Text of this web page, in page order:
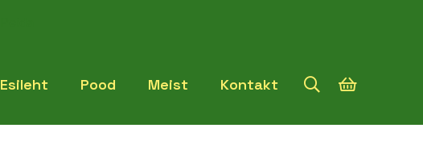
Esileht Pood Meist Kontakt